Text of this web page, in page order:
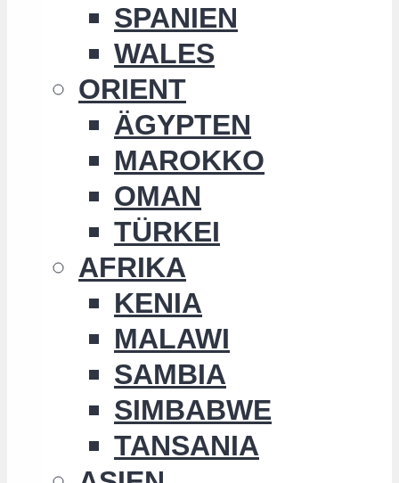
SPANIEN
WALES
ORIENT
ÄGYPTEN
MAROKKO
OMAN
TÜRKEI
AFRIKA
KENIA
MALAWI
SAMBIA
SIMBABWE
TANSANIA